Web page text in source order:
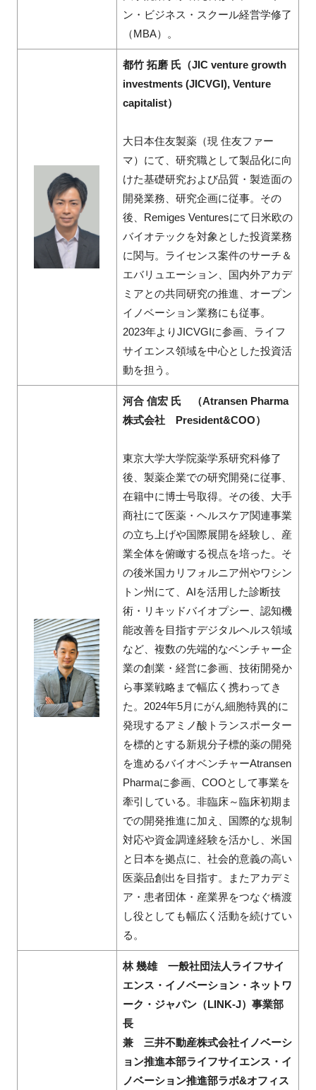
ン・ビジネス・スクール経営学修了
（MBA）。
都竹 拓磨 氏（JIC venture growth
investments (JICVGI), Venture
capitalist）
大日本住友製薬（現 住友ファー
マ）にて、研究職として製品化に向
けた基礎研究および品質・製造面の
開発業務、研究企画に従事。その
後、Remiges Venturesにて日米欧の
バイオテックを対象とした投資業務
に関与。ライセンス案件のサーチ＆
エバリュエーション、国内外アカデ
ミアとの共同研究の推進、オープン
イノベーション業務にも従事。
2023年よりJICVGIに参画、ライフ
サイエンス領域を中心とした投資活
動を担う。
河合 信宏 氏 （Atransen Pharma
株式会社 President&COO）
東京大学大学院薬学系研究科修了
後、製薬企業での研究開発に従事、
在籍中に博士号取得。その後、大手
商社にて医薬・ヘルスケア関連事業
の立ち上げや国際展開を経験し、産
業全体を俯瞰する視点を培った。そ
の後米国カリフォルニア州やワシン
トン州にて、AIを活用した診断技
術・リキッドバイオプシー、認知機
能改善を目指すデジタルヘルス領域
など、複数の先端的なベンチャー企
業の創業・経営に参画、技術開発か
ら事業戦略まで幅広く携わってき
た。2024年5月にがん細胞特異的に
発現するアミノ酸トランスポーター
を標的とする新規分子標的薬の開発
を進めるバイオベンチャーAtransen
Pharmaに参画、COOとして事業を
牽引している。非臨床～臨床初期ま
での開発推進に加え、国際的な規制
対応や資金調達経験を活かし、米国
と日本を拠点に、社会的意義の高い
医薬品創出を目指す。またアカデミ
ア・患者団体・産業界をつなぐ橋渡
し役としても幅広く活動を続けてい
る。
林 幾雄 一般社団法人ライフサイ
エンス・イノベーション・ネットワ
ーク・ジャパン（LINK-J）事業部
長
兼 三井不動産株式会社イノベーシ
ョン推進本部ライフサイエンス・イ
ノベーション推進部ラボ&オフィス